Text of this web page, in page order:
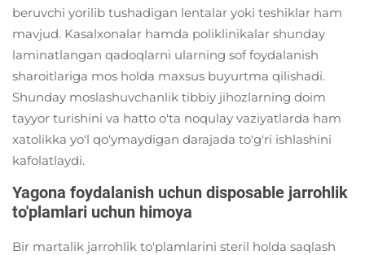
beruvchi yorilib tushadigan lentalar yoki teshiklar ham
mavjud. Kasalxonalar hamda poliklinikalar shunday
laminatlangan qadoqlarni ularning sof foydalanish
sharoitlariga mos holda maxsus buyurtma qilishadi.
Shunday moslashuvchanlik tibbiy jihozlarning doim
tayyor turishini va hatto o'ta noqulay vaziyatlarda ham
xatolikka yo'l qo'ymaydigan darajada to'g'ri ishlashini
kafolatlaydi.
Yagona foydalanish uchun disposable jarrohlik
to'plamlari uchun himoya
Bir martalik jarrohlik to'plamlarini steril holda saqlash